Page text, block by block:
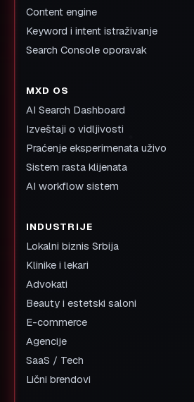
Content engine
Keyword i intent istraživanje
Search Console oporavak
MXD OS
AI Search Dashboard
Izveštaji o vidljivosti
Praćenje eksperimenata uživo
Sistem rasta klijenata
AI workflow sistem
INDUSTRIJE
Lokalni biznis Srbija
Klinike i lekari
Advokati
Beauty i estetski saloni
E-commerce
Agencije
SaaS / Tech
Lični brendovi